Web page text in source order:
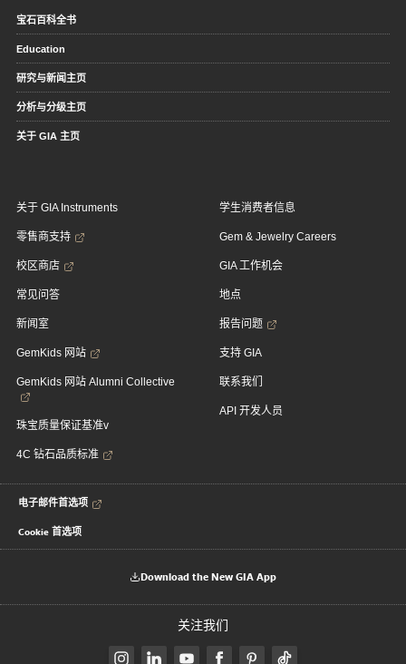
宝石百科全书
Education
研究与新闻主页
分析与分级主页
关于 GIA 主页
关于 GIA Instruments
零售商支持
校区商店
常见问答
新闻室
GemKids 网站
GemKids 网站 Alumni Collective
珠宝质量保证基准v
4C 钻石品质标准
学生消费者信息
Gem & Jewelry Careers
GIA 工作机会
地点
报告问题
支持 GIA
联系我们
API 开发人员
电子邮件首选项
Cookie 首选项
Download the New GIA App
关注我们